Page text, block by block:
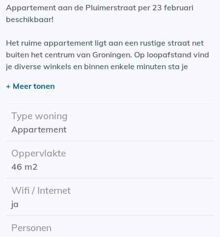
Appartement aan de Pluimerstraat per 23 februari
beschikbaar!
Het ruime appartement ligt aan een rustige straat net
buiten het centrum van Groningen. Op loopafstand vind
je diverse winkels en binnen enkele minuten sta je
Het appartement beschikt over een keuken die volledig
is uitgerust met een ingebouwde koelkast/vriezer,
vaatwasser, oven, inductiekookplaat en afzuigkap.
Daarnaast heb je een eigen badkamer met toilet en
heeft het appartement één slaapkamer.
Huurprijs: is inclusief gas, water, licht en internet
Huurperiode: onbepaalde tijd
+ Meer tonen
Type woning
Appartement
Oppervlakte
46 m2
Wifi / Internet
ja
Personen